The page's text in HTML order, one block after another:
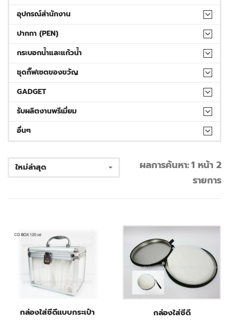
อุปกรณ์สำนักงาน
ปากกา (PEN)
กระบอกน้ำและแก้วน้ำ
ชุดกิ๊ฟเซตของขวัญ
GADGET
รับผลิตงานพรีเมี่ยม
อื่นๆ
ใหม่ล่าสุด ผลการค้นหา:1 หน้า 2
รายการ
กล่องใส่ซีดีแบบกระเป๋า กล่องใส่ซีดี